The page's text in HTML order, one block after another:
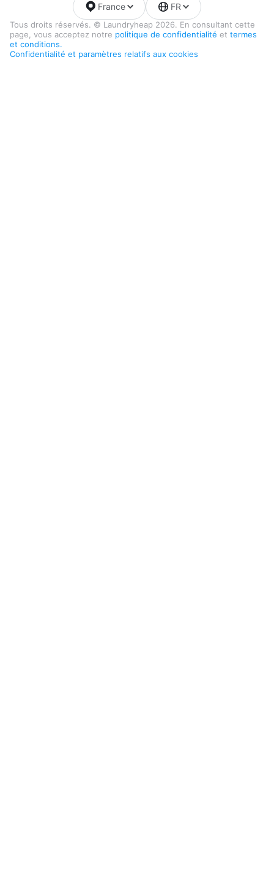
Tous droits réservés. © Laundryheap 2026. En consultant cette
page, vous acceptez notre politique de confidentialité et termes
et conditions.
Confidentialité et paramètres relatifs aux cookies
France FR